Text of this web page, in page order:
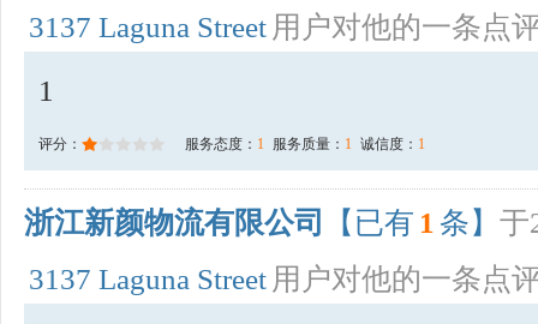
3137 Laguna Street 用户对他的一条点
1
评分： 服务态度： 1 服务质量： 1 诚信度： 1
浙江新颜物流有限公司 【已有 1 条】 于
3137 Laguna Street 用户对他的一条点